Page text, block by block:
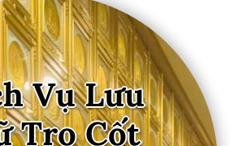
Vụ Lưu
Tro Cốt